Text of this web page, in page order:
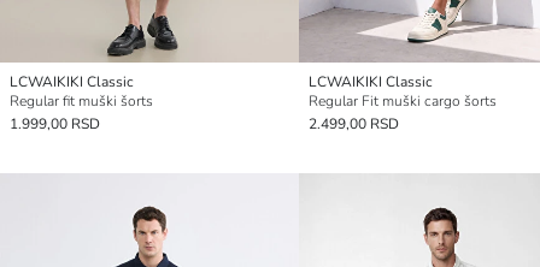
LCWAIKIKI Classic
Regular fit muški šorts
1.999,00 RSD
LCWAIKIKI Classic
Regular Fit muški cargo šorts
2.499,00 RSD